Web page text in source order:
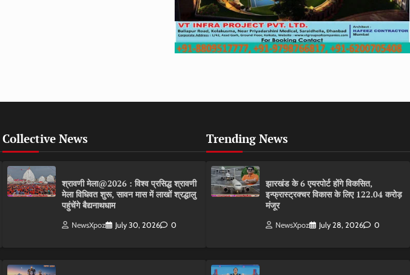
Collective News
श्रावणी मेला@2026 : विश्व प्रसिद्ध श्रावणी
मेला विधिवत शुरू, सावन मास में लाखों श्रद्धालु
पहुंचेंगे बैद्यनाथधाम
NewsXpoz July 30, 2026 0
Trending News
झारखंड के 6 एयरपोर्ट होंगे विकसित,
इन्फ्रास्ट्रक्चर विकास के लिए 122.04 करोड़
मंजूर
NewsXpoz July 28, 2026 0